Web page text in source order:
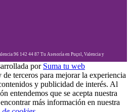
96 142 44 87 Tu Asesoría en Puçol, Valencia y
por Suma tu web
terceros para mejorar la experiencia
y publicidad de interés. Al
entendemos que se acepta nuestra
más información en nuestra